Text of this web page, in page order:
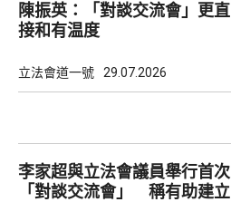
陳振英：「對談交流會」更直
接和有温度
立法會道一號 29.07.2026
李家超與立法會議員舉行首次
「對談交流會」 稱有助建立